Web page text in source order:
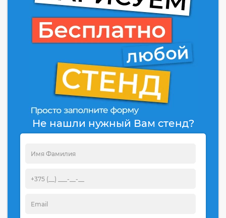
Не нашли нужный Вам стенд?